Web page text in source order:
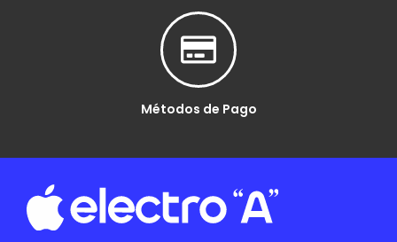
Métodos de Pago